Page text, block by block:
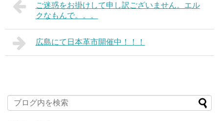
ご迷惑をお掛けして申し訳ございません。エル
クなもんで。。。
広島にて日本革市開催中！！！